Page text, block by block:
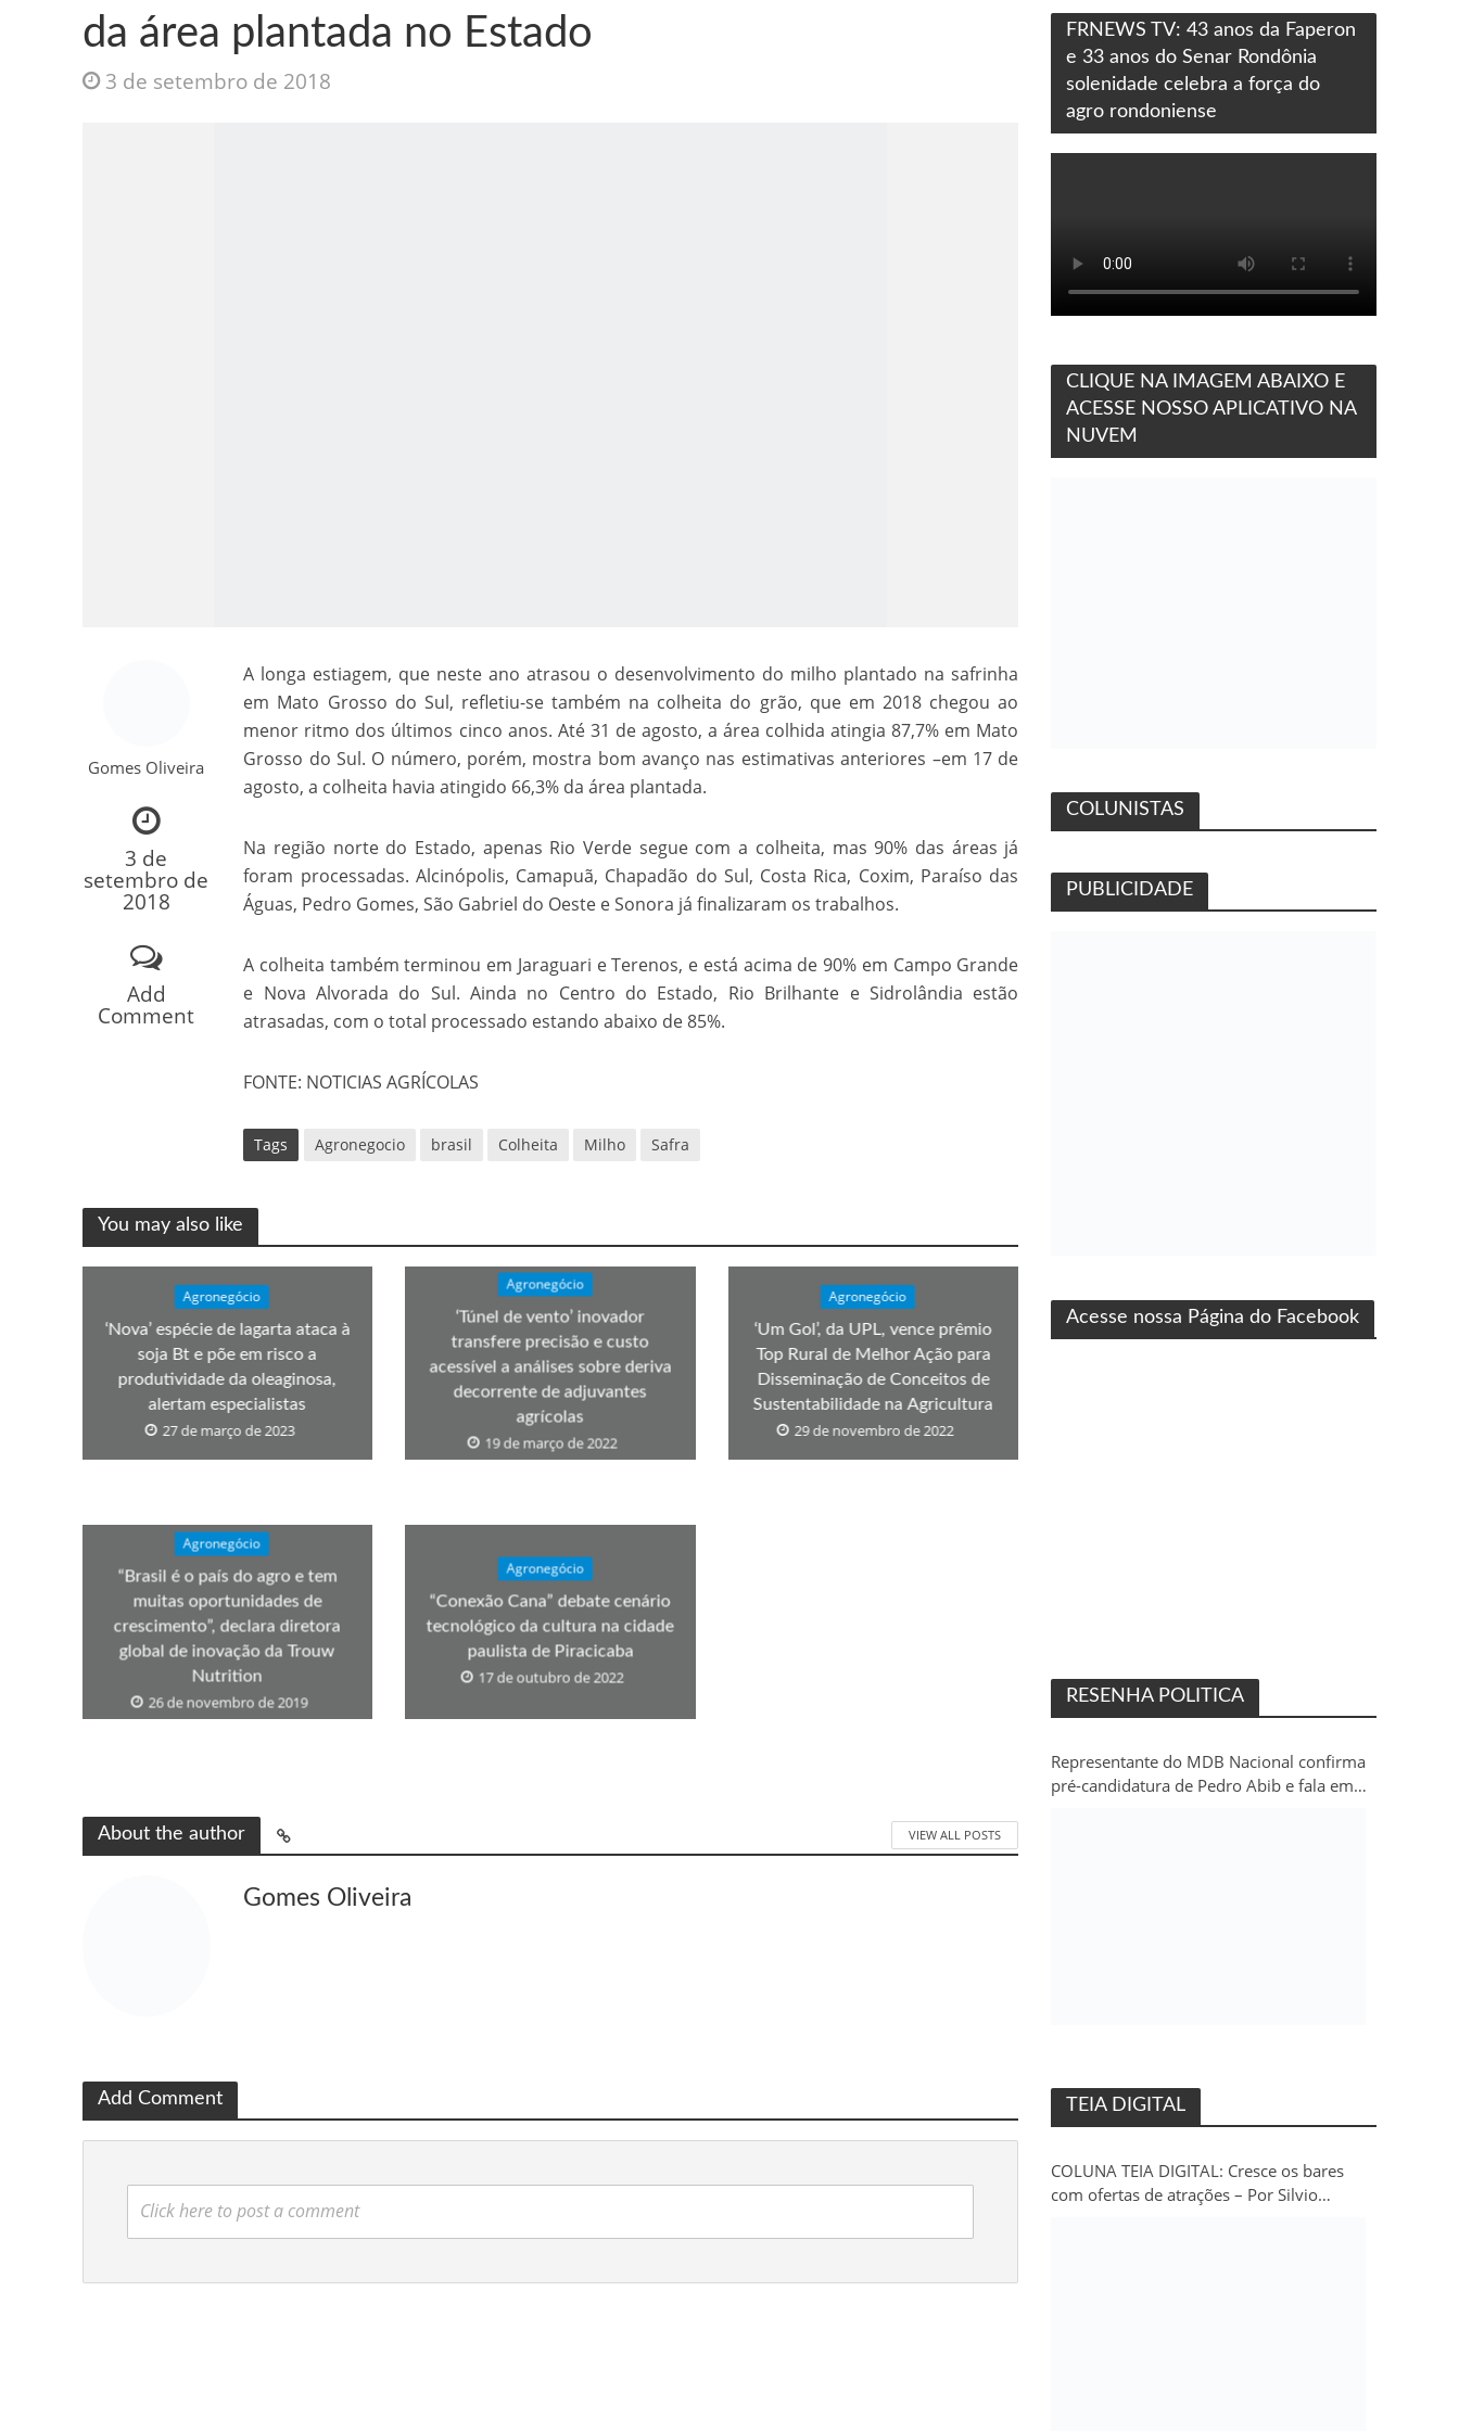
Como o Cachorrinho Kong ajudou o Imperador Dom Pedro I na Independência do Brasil
Os segredos não revelados do livro de apocalipse
da área plantada no Estado
3 de setembro de 2018
Gomes Oliveira
3 de
setembro de
2018
Add
Comment
A longa estiagem, que neste ano atrasou o desenvolvimento do milho plantado na safrinha
em Mato Grosso do Sul, refletiu-se também na colheita do grão, que em 2018 chegou ao
menor ritmo dos últimos cinco anos. Até 31 de agosto, a área colhida atingia 87,7% em Mato
Grosso do Sul. O número, porém, mostra bom avanço nas estimativas anteriores –em 17 de
agosto, a colheita havia atingido 66,3% da área plantada.
Na região norte do Estado, apenas Rio Verde segue com a colheita, mas 90% das áreas já
foram processadas. Alcinópolis, Camapuã, Chapadão do Sul, Costa Rica, Coxim, Paraíso das
Águas, Pedro Gomes, São Gabriel do Oeste e Sonora já finalizaram os trabalhos.
A colheita também terminou em Jaraguari e Terenos, e está acima de 90% em Campo Grande
e Nova Alvorada do Sul. Ainda no Centro do Estado, Rio Brilhante e Sidrolândia estão
atrasadas, com o total processado estando abaixo de 85%.
FONTE: NOTICIAS AGRÍCOLAS
Tags Agronegocio brasil Colheita Milho Safra
You may also like
Agronegócio
‘Nova’ espécie de lagarta ataca à
soja Bt e põe em risco a
produtividade da oleaginosa,
alertam especialistas
27 de março de 2023
Agronegócio
‘Túnel de vento’ inovador
transfere precisão e custo
acessível a análises sobre deriva
decorrente de adjuvantes
agrícolas
19 de março de 2022
Agronegócio
‘Um Gol’, da UPL, vence prêmio
Top Rural de Melhor Ação para
Disseminação de Conceitos de
Sustentabilidade na Agricultura
29 de novembro de 2022
Agronegócio
“Brasil é o país do agro e tem
muitas oportunidades de
crescimento”, declara diretora
global de inovação da Trouw
Nutrition
26 de novembro de 2019
Agronegócio
“Conexão Cana” debate cenário
tecnológico da cultura na cidade
paulista de Piracicaba
17 de outubro de 2022
About the author VIEW ALL POSTS
Gomes Oliveira
Add Comment
Click here to post a comment
FRNEWS TV: 43 anos da Faperon
e 33 anos do Senar Rondônia
solenidade celebra a força do
agro rondoniense
CLIQUE NA IMAGEM ABAIXO E
ACESSE NOSSO APLICATIVO NA
NUVEM
COLUNISTAS
PUBLICIDADE
Acesse nossa Página do Facebook
RESENHA POLITICA
Representante do MDB Nacional confirma
pré-candidatura de Pedro Abib e fala em
TEIA DIGITAL
COLUNA TEIA DIGITAL: Cresce os bares
com ofertas de atrações – Por Silvio